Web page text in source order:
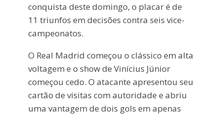
conquista deste domingo, o placar é de
11 triunfos em decisões contra seis vice-
campeonatos.
O Real Madrid começou o clássico em alta
voltagem e o show de Vinícius Júnior
começou cedo. O atacante apresentou seu
cartão de visitas com autoridade e abriu
uma vantagem de dois gols em apenas